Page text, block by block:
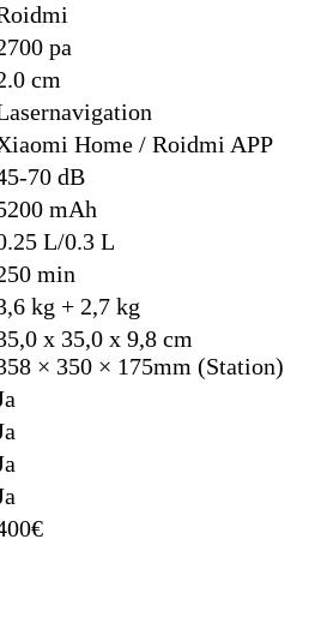
pa
cm
Home / Roidmi APP
70 dB
mAh
L/0.3 L
min
kg + 2,7 kg
x 35,0 x 9,8 cm
× 350 × 175mm (Station)